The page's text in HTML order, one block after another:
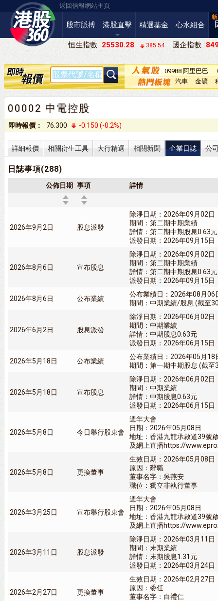
返回信報網站主頁
股市脈搏 港股直擊 精選基金 心水組合
恒生指數 25530.28 385.54 國企指數
09988 阿里巴巴
－Ｗ汽車
金礦
00002 中電控股
即時報價： 76.300 -0.150 (-0.2%)
詳細報價 相關衍生工具 大行精選 相關新聞 企業日誌 公
日誌事項(288)
公佈日期 事項 詳情
2026年9月2日 股息派發
除淨日期：2026年09月02日
期間：第二期中期業績
詳情：第二期中期股息0.63元
派發日期：2026年09月15日
2026年8月6日 宣布股息
除淨日期：2026年09月02日
期間：第二期中期業績
詳情：第二期中期股息0.63元
派發日期：2026年09月15日
2026年8月6日 公布業績
公布業績日：2026年08月06
期間：中期業績/股息 (截至
2026年6月2日 股息派發
除淨日期：2026年06月02日
期間：中期業績
詳情：中期股息0.63元
派發日期：2026年06月15日
2026年5月18日 公布業績
公布業績日：2026年05月18
期間：第一期中期股息 (截
2026年5月18日 宣布股息
除淨日期：2026年06月02日
期間：中期業績
詳情：中期股息0.63元
派發日期：2026年06月15日
2026年5月8日 今日舉行股東會
週年大會
日期：2026年05月08日
地址：香港九龍承啟道39號
及網上直播https://
2026年5月8日 更換董事
生效日期：2026年05月08日
原因：辭職
董事名字：吳燕安
職位：獨立非執行董事
2026年3月25日 宣布舉行股東會
週年大會
日期：2026年05月08日
地址：香港九龍承啟道39號
及網上直播https://
2026年3月11日 股息派發
除淨日期：2026年03月11日
期間：末期業績
詳情：末期股息1.31元
派發日期：2026年03月24日
2026年2月27日 更換董事
生效日期：2026年02月27日
原因：委任
董事名字：白禮仁